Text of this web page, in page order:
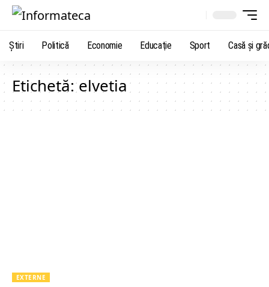
Știri Politică Economie Educaţie Sport Casă şi
Etichetă:elvetia
EXTERNE